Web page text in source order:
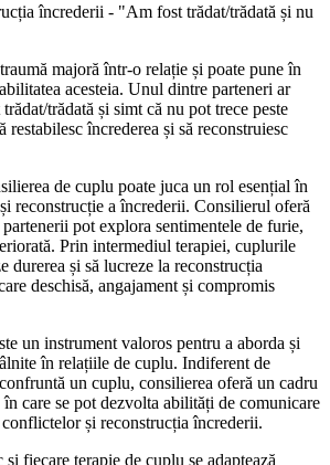
încrederii - "Am fost trădat/trădată și nu
majoră într-o relație și poate pune în
acesteia. Unul dintre parteneri ar
trădată și simt că nu pot trece peste
restabilesc încrederea și să reconstruiesc
de cuplu poate juca un rol esențial în
reconstrucție a încrederii. Consilierul oferă
pot explora sentimentele de furie,
Prin intermediul terapiei, cuplurile
durerea și să lucreze la reconstrucția
deschisă, angajament și compromis
un instrument valoros pentru a aborda și
în relațiile de cuplu. Indiferent de
un cuplu, consilierea oferă un cadru
care se pot dezvolta abilități de comunicare
conflictelor și reconstrucția încrederii.
fiecare terapie de cuplu se adaptează